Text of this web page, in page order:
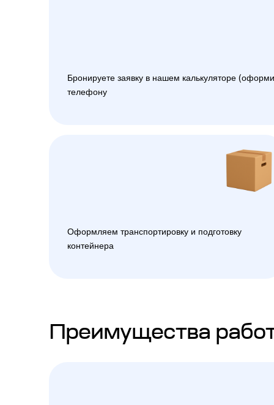
Бронируете заявку в нашем калькуляторе
телефону
Оформляем транспортировку и подготовку
контейнера
Преимущества